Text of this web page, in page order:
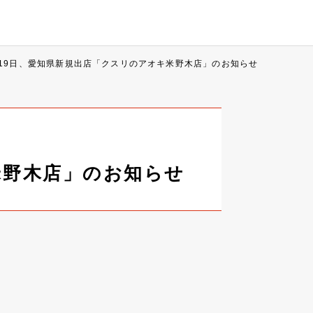
日、愛知県新規出店「クスリのアオキ米野木店」のお知らせ
木店」のお知らせ